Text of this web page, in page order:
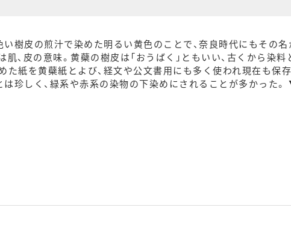
樹皮の煎汁で染めた明るい黄色のことで、奈良時代にもその
肌、皮の意味。黄蘗の樹皮は「おうばく」ともいい、古くから染
た紙を黄蘗紙とよび、経文や公文書用にも多く使われ現在も保
は珍しく、緑系や赤系の染物の下染めにされることが多かった